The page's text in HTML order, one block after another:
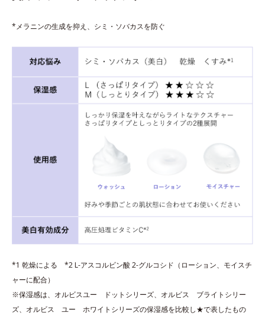
*メラニンの生成を抑え、シミ・ソバカスを防ぐ
*1 乾燥による *2 L-アスコルビン酸 2-グルコシド（ローション、モイスチ
ャーに配合）
※保湿感は、オルビスユー ドットシリーズ、オルビス ブライトシリー
ズ、オルビス ユー ホワイトシリーズの保湿感を比較し★で表したもの